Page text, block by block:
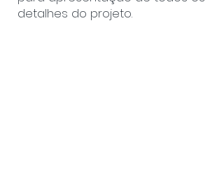
detalhes do projeto.